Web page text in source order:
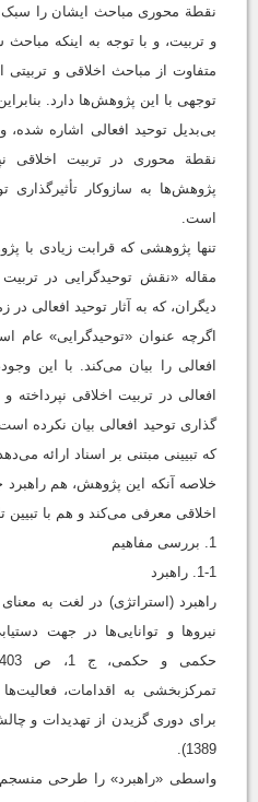
نقطة محوری مباحث ایشان را سبک
و تربیت، و با توجه به اینکه
متفاوت از مباحث اخلاقی و
توجهی با این پژوهش‌ها دارد.
بی‌بدیل توحید افعالی اشاره شده،
نقطة محوری در تربیت اخلاقی
پژوهش‌ها به سازوکار تأثیرگذاری
است.
تنها پژوهشی که قرابت زیادی با
مقاله «نقش توحیدگرایی در
دیگران، که به آثار توحید افعالی
اگرچه عنوان «توحیدگرایی» عام
افعالی را بیان می‌کند. با این
افعالی در تربیت اخلاقی نپرداخته
گذاری توحید افعالی بیان نکرده
که تبیینی مبتنی بر اسناد ارائه
خلاصه آنکه این پژوهش، هم راهبرد
اخلاقی معرفی می‌کند و هم با تبیین
1. بررسی مفاهيم
1-1. راهبرد
راهبرد (استراتژی) در لغت به
نیروها و توانایی‌ها در جهت
تمرکزبخشی به اقدامات،
برای دوری گزیدن از تهدیدات و
1389).
واسطی «راهبرد» را طرحی منسجم،